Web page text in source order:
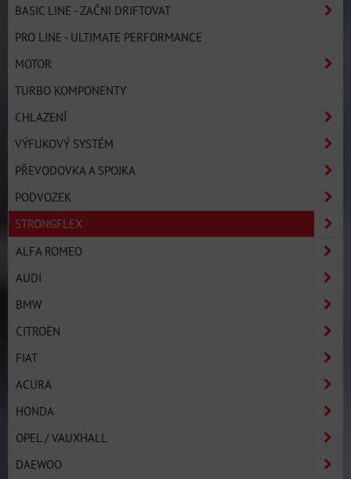
BASIC LINE - ZAČNI DRIFTOVAT
PRO LINE - ULTIMATE PERFORMANCE
MOTOR
TURBO KOMPONENTY
CHLAZENÍ
VÝFUKOVÝ SYSTÉM
PŘEVODOVKA A SPOJKA
PODVOZEK
STRONGFLEX
ALFA ROMEO
AUDI
BMW
CITROËN
FIAT
ACURA
HONDA
OPEL / VAUXHALL
DAEWOO